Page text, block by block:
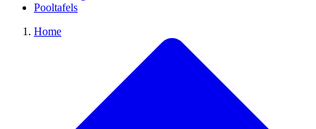
Pooltafels
Home